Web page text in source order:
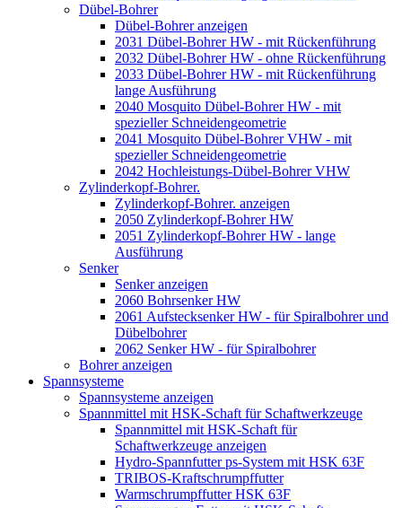
Dübel-Bohrer
Dübel-Bohrer anzeigen
2031 Dübel-Bohrer HW - mit Rückenführung
2032 Dübel-Bohrer HW - ohne Rückenführung
2033 Dübel-Bohrer HW - mit Rückenführung
lange Ausführung
2040 Mosquito Dübel-Bohrer HW - mit
spezieller Schneidengeometrie
2041 Mosquito Dübel-Bohrer VHW - mit
spezieller Schneidengeometrie
2042 Hochleistungs-Dübel-Bohrer VHW
Zylinderkopf-Bohrer.
Zylinderkopf-Bohrer. anzeigen
2050 Zylinderkopf-Bohrer HW
2051 Zylinderkopf-Bohrer HW - lange
Ausführung
Senker
Senker anzeigen
2060 Bohrsenker HW
2061 Aufstecksenker HW - für Spiralbohrer und
Dübelbohrer
2062 Senker HW - für Spiralbohrer
Bohrer anzeigen
Spannsysteme
Spannsysteme anzeigen
Spannmittel mit HSK-Schaft für Schaftwerkzeuge
Spannmittel mit HSK-Schaft für
Schaftwerkzeuge anzeigen
Hydro-Spannfutter ps-System mit HSK 63F
TRIBOS-Kraftschrumpffutter
Warmschrumpffutter HSK 63F